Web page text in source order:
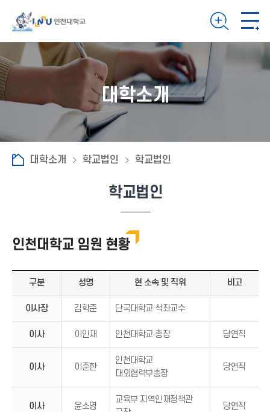
대학소개
대학소개 학교법인 학교법인
학교법인
인천대학교 임원 현황
구분 성명 현 소속 및 직위 비고
이사장 김학준 단국대학교 석좌교수
이사 이인재 인천대학교 총장 당연직
이사 이준한
인천대학교
대외협력부총장
당연직
이사 윤소영
교육부 지역인재정책관
당연직